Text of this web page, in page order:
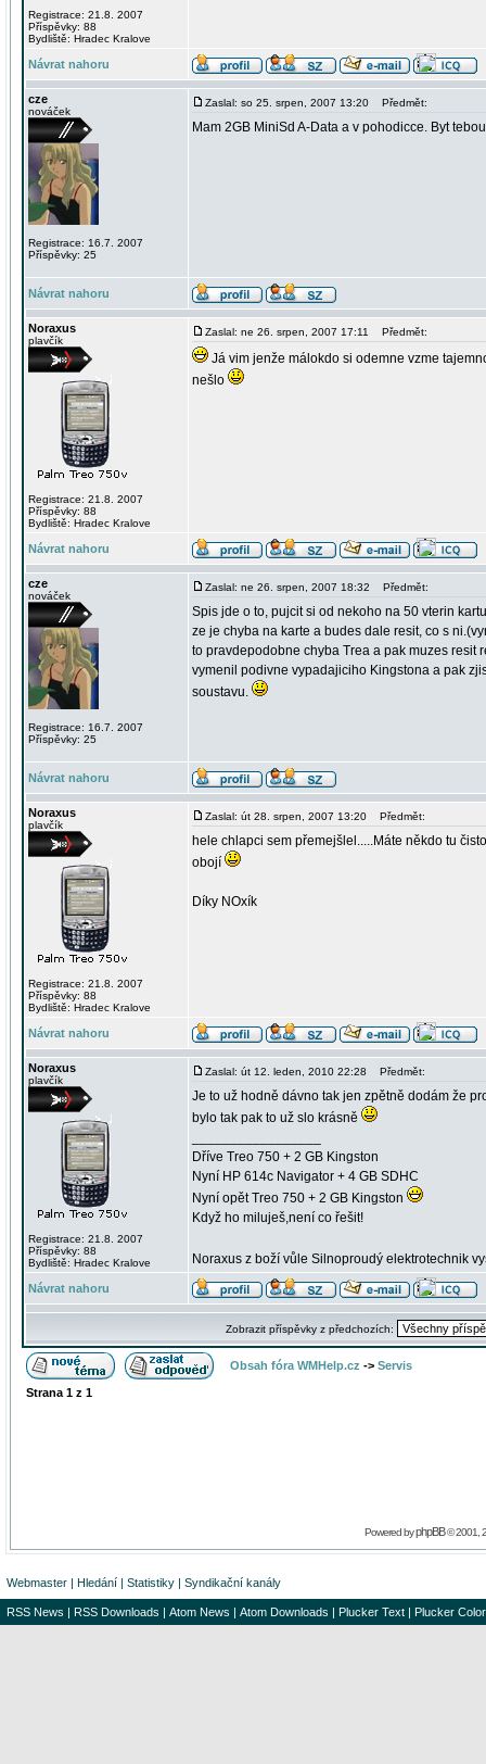
Registrace: 21.8. 2007
Příspěvky: 88
Bydliště: Hradec Kralove
Návrat nahoru
cze
nováček
Registrace: 16.7. 2007
Příspěvky: 25
Zaslal: so 25. srpen, 2007 13:20 Předmět:
Mam 2GB MiniSd A-Data a v pohodicce. Byt
Návrat nahoru
Noraxus
plavčík
Registrace: 21.8. 2007
Příspěvky: 88
Bydliště: Hradec Kralove
Zaslal: ne 26. srpen, 2007 17:11 Předmět:
Já vim jenže málokdo si odemne vzme
nešlo
Návrat nahoru
cze
nováček
Registrace: 16.7. 2007
Příspěvky: 25
Zaslal: ne 26. srpen, 2007 18:32 Předmět:
Spis jde o to, pujcit si od nekoho na 50 vterin
ze je chyba na karte a budes dale resit, co s
to pravdepodobne chyba Trea a pak muzes resit
vymenil podivne vypadajiciho Kingstona a pak
soustavu.
Návrat nahoru
Noraxus
plavčík
Registrace: 21.8. 2007
Příspěvky: 88
Bydliště: Hradec Kralove
Zaslal: út 28. srpen, 2007 13:20 Předmět:
hele chlapci sem přemejšlel.....Máte někdo tu
obojí
Díky NOxík
Návrat nahoru
Noraxus
plavčík
Registrace: 21.8. 2007
Příspěvky: 88
Bydliště: Hradec Kralove
Zaslal: út 12. leden, 2010 22:28 Předmět:
Je to už hodně dávno tak jen zpětně dodám že
bylo tak pak to už slo krásně
Dříve Treo 750 + 2 GB Kingston
Nyní HP 614c Navigator + 4 GB SDHC
Nyní opět Treo 750 + 2 GB Kingston
Když ho miluješ,není co řešit!
Noraxus z boží vůle Silnoproudý elektrotechnik
Návrat nahoru
Zobrazit příspěvky z předchozích:
Obsah fóra WMHelp.cz -> Servis
Strana 1 z 1
Powered byphpBB© 2001,
Webmaster | Hledání | Statistiky | Syndikační kanály
RSS News | RSS Downloads | Atom News | Atom Downloads | Plucker Text | Plucker Color